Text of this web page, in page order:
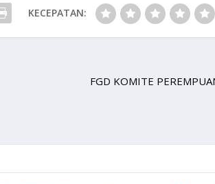
KECEPATAN:
FGD KOMITE